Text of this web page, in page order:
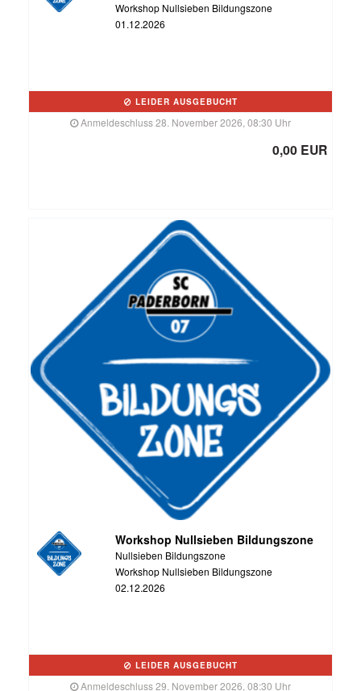
Workshop Nullsieben Bildungszone
01.12.2026
LEIDER AUSGEBUCHT
Anmeldeschluss 28. November 2026, 08:30 Uhr
0,00 EUR
Workshop Nullsieben Bildungszone
Nullsieben Bildungszone
Workshop Nullsieben Bildungszone
02.12.2026
LEIDER AUSGEBUCHT
Anmeldeschluss 29. November 2026, 08:30 Uhr